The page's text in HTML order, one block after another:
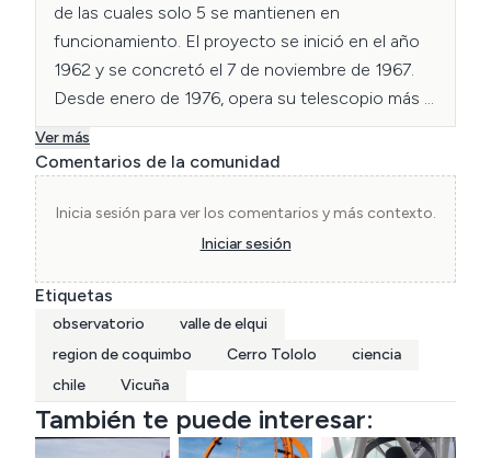
de las cuales solo 5 se mantienen en
funcionamiento. El proyecto se inició en el año
1962 y se concretó el 7 de noviembre de 1967.​
Desde enero de 1976, opera su telescopio más
grande, Víctor Blanco, de 4 metros de diámetro.
Sus telescopios son nombrados por el diámetro
que poseen.
Ver más
Comentarios de la comunidad
Inicia sesión para ver los comentarios y más contexto.
Iniciar sesión
Etiquetas
observatorio
valle de elqui
region de coquimbo
Cerro Tololo
ciencia
chile
Vicuña
También te puede interesar: